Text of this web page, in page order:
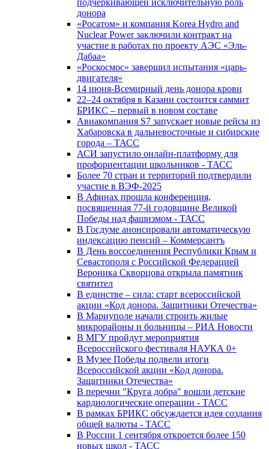
подчеркивающей исключительную роль
донора
«Росатом» и компания Korea Hydro and
Nuclear Power заключили контракт на
участие в работах по проекту АЭС «Эль-
Дабаа»
«Роскосмос» завершил испытания «царь-
двигателя»
14 июня-Всемирный день донора крови
22–24 октября в Казани состоится саммит
БРИКС – первый в новом составе
Авиакомпания S7 запускает новые рейсы из
Хабаровска в дальневосточные и сибирские
города – ТАСС
АСИ запустило онлайн-платформу для
профориентации школьников - ТАСС
Более 70 стран и территорий подтвердили
участие в ВЭФ-2025
В Афинах прошла конференция,
посвященная 77-й годовщине Великой
Победы над фашизмом - ТАСС
В Госдуме анонсировали автоматическую
индексацию пенсий – Коммерсантъ
В День воссоединения Республики Крым и
Севастополя с Российской Федерацией
Вероника Скворцова открыла памятник
святител
В единстве – сила: старт всероссийской
акции «Код донора. Защитники Отечества»
В Мариуполе начали строить жилые
микрорайоны и больницы – РИА Новости
В МГУ пройдут мероприятия
Всероссийского фестиваля НАУКА 0+
В Музее Победы подвели итоги
Всероссийской акции «Код донора.
Защитники Отечества»
В перечни "Круга добра" вошли детские
кардиологические операции - ТАСС
В рамках БРИКС обсуждается идея создания
общей валюты - ТАСС
В России 1 сентября откроется более 150
новых школ - ТАСС